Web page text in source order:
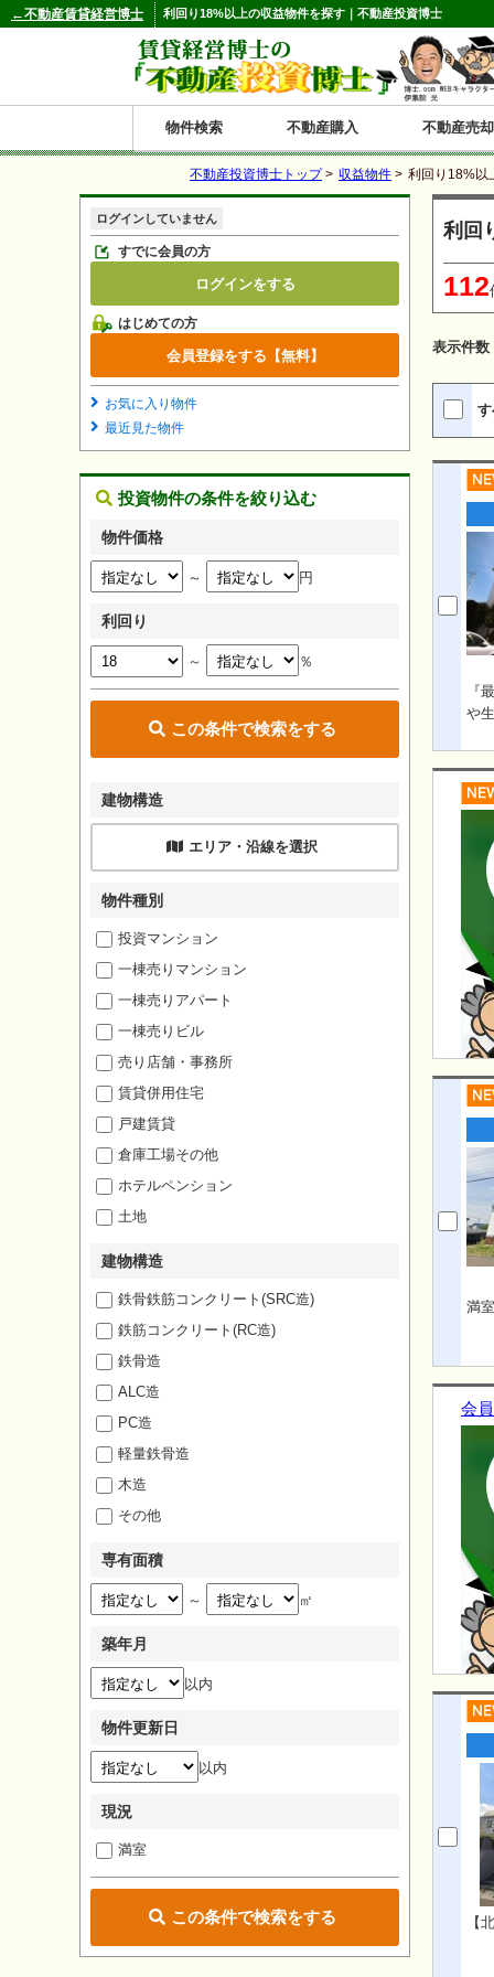
利回り18%以上の収益物件を探す｜不動産投資博士
物件検索
北
海
道
東
北
青森
秋田
岩手
宮城
山形
福島
関
東
東京
埼玉
神奈川
千葉
茨城
栃木
群馬
信
州・
北
新潟
富山
石川
福井
長野
山梨
東
海
静岡
愛知
岐阜
三重
関
西
大阪
兵庫
京都
滋賀
奈良
和歌山
中
国・
四
鳥取
岡山
島根
広島
山口
香川
徳島
愛媛
高知
九
州
福岡
佐賀
長崎
熊本
大分
宮崎
鹿児島
沖縄
不動産購入 不動産売却
←不動産賃貸経営博士
不動産投資博士トップ> 収益物件 > 利回り18%以
利回
112
表示件数
『
や
満
会
【
ログインしていません
すでに会員の方
ログインをする
はじめての方
会員登録をする【無料】
お気に入り物件
最近見た物件
投資物件の条件を絞り込む
物件価格
～ 円
利回り
～ ％
この条件で検索をする
建物構造
エリア・沿線を選択
物件種別
投資マンション
一棟売りマンション
一棟売りアパート
一棟売りビル
売り店舗・事務所
賃貸併用住宅
戸建賃貸
倉庫工場その他
ホテルペンション
土地
建物構造
鉄骨鉄筋コンクリート(SRC造)
鉄筋コンクリート(RC造)
鉄骨造
ALC造
PC造
軽量鉄骨造
木造
その他
専有面積
～ ㎡
築年月
以内
物件更新日
以内
現況
満室
この条件で検索をする